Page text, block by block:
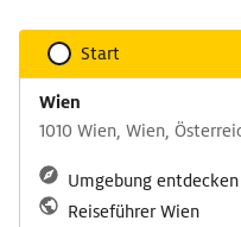
Start
Wien
1010 Wien, Wien,
Umgebung entdecken
Reiseführer Wien